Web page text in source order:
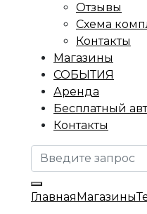
Отзывы
Схема
Контакты
Магазины
СОБЫТИЯ
Аренда
Бесплатный
Контакты
ГлавнаяМагазины